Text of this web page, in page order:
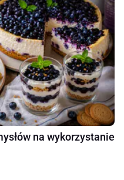
na wykorzystanie